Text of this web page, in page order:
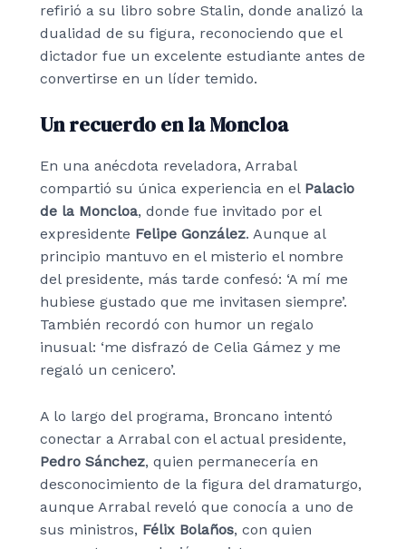
refirió a su libro sobre Stalin, donde analizó la
dualidad de su figura, reconociendo que el
dictador fue un excelente estudiante antes de
convertirse en un líder temido.
Un recuerdo en la Moncloa
En una anécdota reveladora, Arrabal
compartió su única experiencia en el Palacio
de la Moncloa, donde fue invitado por el
expresidente Felipe González. Aunque al
principio mantuvo en el misterio el nombre
del presidente, más tarde confesó: ‘A mí me
hubiese gustado que me invitasen siempre’.
También recordó con humor un regalo
inusual: ‘me disfrazó de Celia Gámez y me
regaló un cenicero’.
A lo largo del programa, Broncano intentó
conectar a Arrabal con el actual presidente,
Pedro Sánchez, quien permanecería en
desconocimiento de la figura del dramaturgo,
aunque Arrabal reveló que conocía a uno de
sus ministros, Félix Bolaños, con quien